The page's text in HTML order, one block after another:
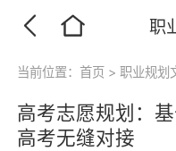
职
当前位置：首页 > 职业规划
高考志愿规划：
高考无缝对接